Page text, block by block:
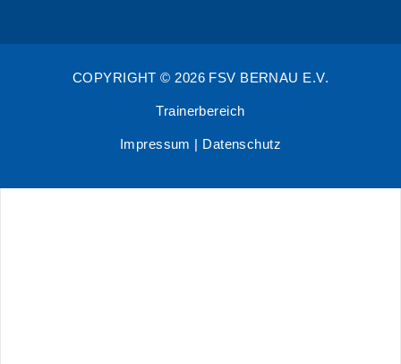
COPYRIGHT © 2026 FSV BERNAU E.V.
Trainerbereich
Impressum Datenschutz